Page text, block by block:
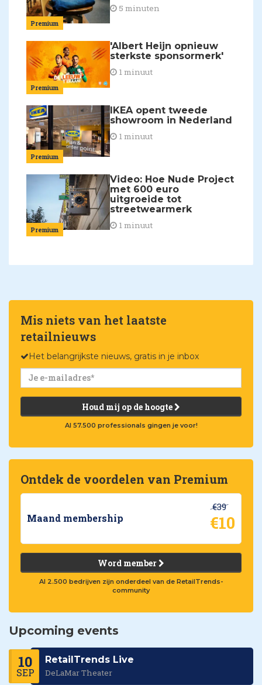
Premium
5 minuten
Premium
'Albert Heijn opnieuw
sterkste sponsormerk'
1 minuut
Premium
IKEA opent tweede
showroom in Nederland
1 minuut
Premium
Video: Hoe Nude Project
met 600 euro
uitgroeide tot
streetwearmerk
1 minuut
Mis niets van het laatste
retailnieuws
Het belangrijkste nieuws, gratis in je inbox
Houd mij op de hoogte
Al 57.500 professionals gingen je voor!
Ontdek de voordelen van Premium
Maand membership
€39
€10
Word member
Al 2.500 bedrijven zijn onderdeel van de RetailTrends-
community
Upcoming events
10
SEP
RetailTrends Live
DeLaMar Theater